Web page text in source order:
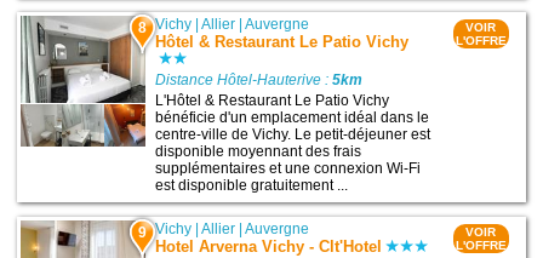
8 Vichy |Allier |Auvergne
Hôtel & Restaurant Le Patio Vichy
Distance Hôtel-Hauterive :5km
L'Hôtel & Restaurant Le Patio Vichy
bénéficie d'un emplacement idéal dans le
centre-ville de Vichy. Le petit-déjeuner est
disponible moyennant des frais
supplémentaires et une connexion Wi-Fi
est disponible gratuitement ...
VOIR
L'OFFRE
9 Vichy |Allier |Auvergne
Hotel Arverna Vichy - Clt'Hotel
VOIR
L'OFFRE